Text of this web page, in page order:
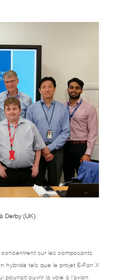
Derby (UK)
sur les composants
hybride tels que le projet E-Fan X
pourrait ouvrir la voie à l’avion